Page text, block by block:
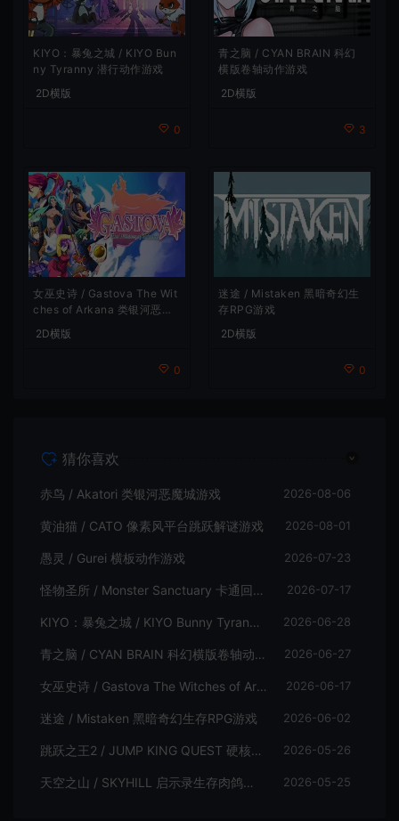
KIYO：暴兔之城 / KIYO Bun
ny Tyranny 潜行动作游戏
2D横版
0
青之脑 / CYAN BRAIN 科幻
横版卷轴动作游戏
2D横版
3
女巫史诗 / Gastova The Wit
ches of Arkana 类银河恶魔
2D横版
0
迷途 / Mistaken 黑暗奇幻生
存RPG游戏
2D横版
0
猜你喜欢
赤鸟 / Akatori 类银河恶魔城游戏 2026-08-06
黄油猫 / CATO 像素风平台跳跃解谜游戏 2026-08-01
愚灵 / Gurei 横板动作游戏 2026-07-23
怪物圣所 / Monster Sanctuary 卡通回合制横板动作游戏 2026-07-17
KIYO：暴兔之城 / KIYO Bunny Tyranny 潜行动作游戏 2026-06-28
青之脑 / CYAN BRAIN 科幻横版卷轴动作游戏 2026-06-27
女巫史诗 / Gastova The Witches of Arkana 类银河恶魔城动作游戏 2026-06-17
迷途 / Mistaken 黑暗奇幻生存RPG游戏 2026-06-02
跳跃之王2 / JUMP KING QUEST 硬核横板跳跃游戏 2026-05-26
天空之山 / SKYHILL 启示录生存肉鸽游戏 2026-05-25